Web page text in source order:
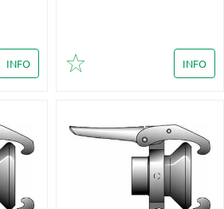
INFO
Lägg till i favoriter
INFO